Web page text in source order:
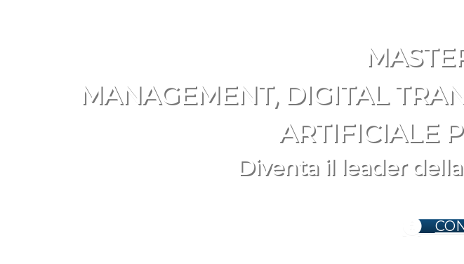
MANAGEMENT, DIGITAL
ARTIFICIALE
Diventa il leader